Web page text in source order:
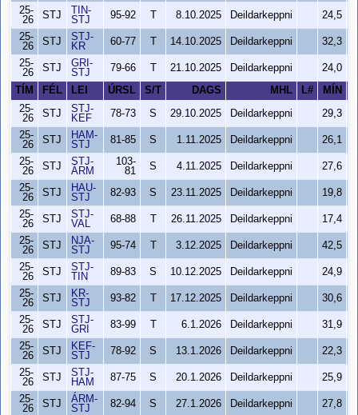
25-
26
STJ
TIN-
STJ
95-92 8.10.2025 Deildarkeppni
24,5
25-
26
STJ
STJ-
KR
60-77 14.10.2025 Deildarkeppni
32,3
25-
26
STJ
GRI-
STJ
79-66 21.10.2025 Deildarkeppni
24,0
TÍM
FÉL LEI ÚRSL S/T DAGS MHL L# MÍN
25-
26
STJ
STJ-
KEF
78-73 S 29.10.2025 Deildarkeppni
29,3
25-
26
STJ
HAM-
STJ
81-85 S 1.11.2025 Deildarkeppni
26,1
25-
26
STJ
STJ-
ÁRM
103-
81
S 4.11.2025 Deildarkeppni
27,6
25-
26
STJ
HAU-
STJ
82-93 S 23.11.2025 Deildarkeppni
19,8
25-
26
STJ
STJ-
VAL
68-88 26.11.2025 Deildarkeppni
17,4
25-
26
STJ
NJA-
STJ
95-74 3.12.2025 Deildarkeppni
42,5
25-
26
STJ
STJ-
TIN
89-83 S 10.12.2025 Deildarkeppni
24,9
25-
26
STJ
KR-
STJ
93-82 17.12.2025 Deildarkeppni
30,6
25-
26
STJ
STJ-
GRI
83-99 6.1.2026 Deildarkeppni
31,9
25-
26
STJ
KEF-
STJ
78-92 S 13.1.2026 Deildarkeppni
22,3
25-
26
STJ
STJ-
HAM
87-75 S 20.1.2026 Deildarkeppni
25,9
25-
26
STJ
ÁRM-
STJ
82-94 S 27.1.2026 Deildarkeppni
27,8